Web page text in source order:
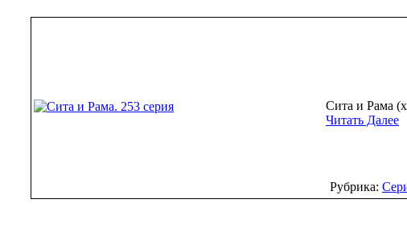
Сита и Рама
Читать Далее
Рубрика: